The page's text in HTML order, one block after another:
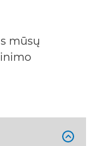
mūsų
